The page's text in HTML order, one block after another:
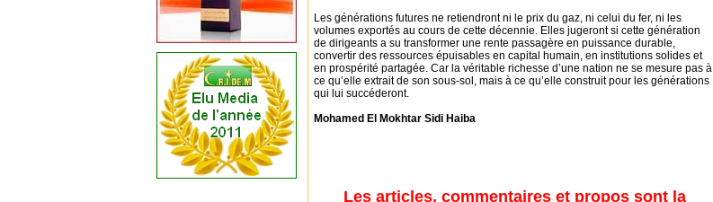
Les générations futures ne retiendront ni le prix du gaz, ni celui du fer, ni les
volumes exportés au cours de cette décennie. Elles jugeront si cette génération
de dirigeants a su transformer une rente passagère en puissance durable,
convertir des ressources épuisables en capital humain, en institutions solides et
en prospérité partagée. Car la véritable richesse d’une nation ne se mesure pas à
ce qu’elle extrait de son sous-sol, mais à ce qu’elle construit pour les générations
qui lui succéderont.
Mohamed El Mokhtar Sidi Haiba
Les articles, commentaires et propos sont la